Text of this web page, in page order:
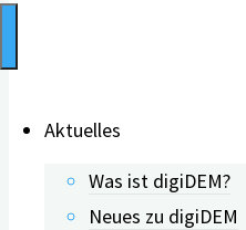
Aktuelles
Was ist digiDEM?
Neues zu digiDEM